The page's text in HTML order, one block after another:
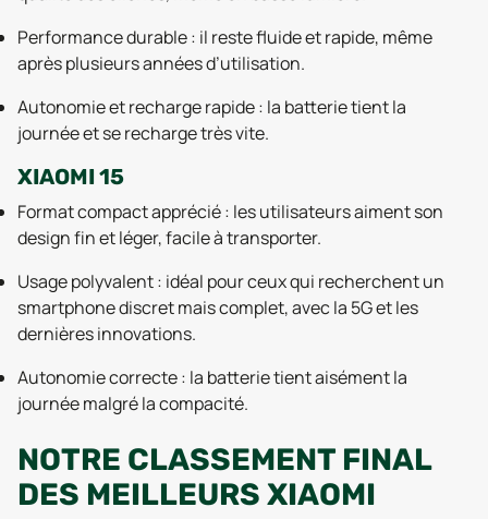
Performance durable : il reste fluide et rapide, même
après plusieurs années d’utilisation.
Autonomie et recharge rapide : la batterie tient la
journée et se recharge très vite.
XIAOMI 15
Format compact apprécié : les utilisateurs aiment son
design fin et léger, facile à transporter.
Usage polyvalent : idéal pour ceux qui recherchent un
smartphone discret mais complet, avec la 5G et les
dernières innovations.
Autonomie correcte : la batterie tient aisément la
journée malgré la compacité.
NOTRE CLASSEMENT FINAL
DES MEILLEURS XIAOMI